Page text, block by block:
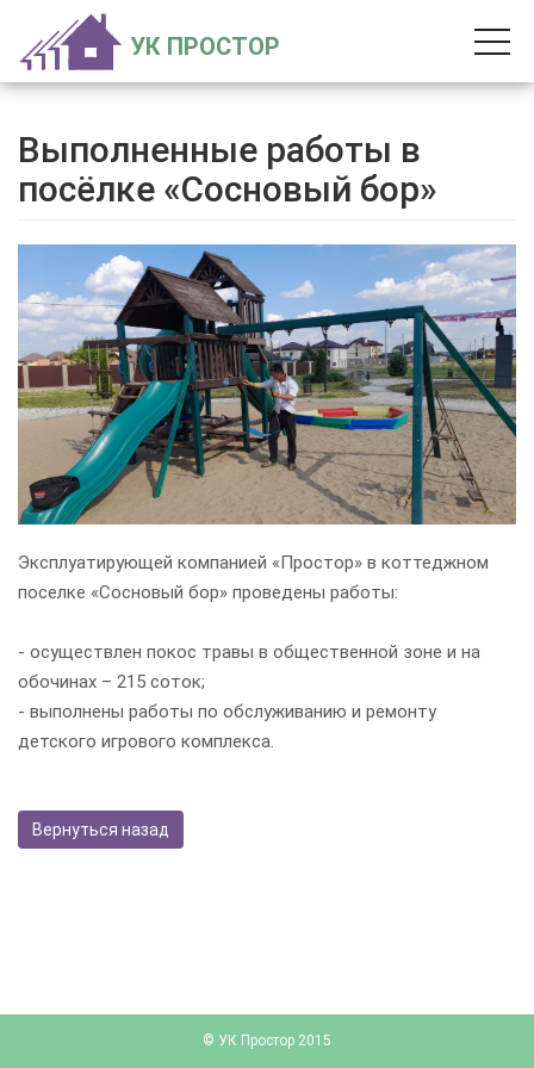
УК ПРОСТОР
Выполненные работы в
посёлке «Сосновый бор»
Эксплуатирующей компанией «Простор» в коттеджном
поселке «Сосновый бор» проведены работы:
- осуществлен покос травы в общественной зоне и на
обочинах – 215 соток;
- выполнены работы по обслуживанию и ремонту
детского игрового комплекса.
Вернуться назад
© УК Простор 2015